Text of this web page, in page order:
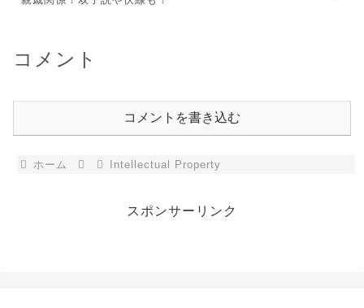
コメント
コメントを書き込む
ホーム Intellectual Property
スポンサーリンク